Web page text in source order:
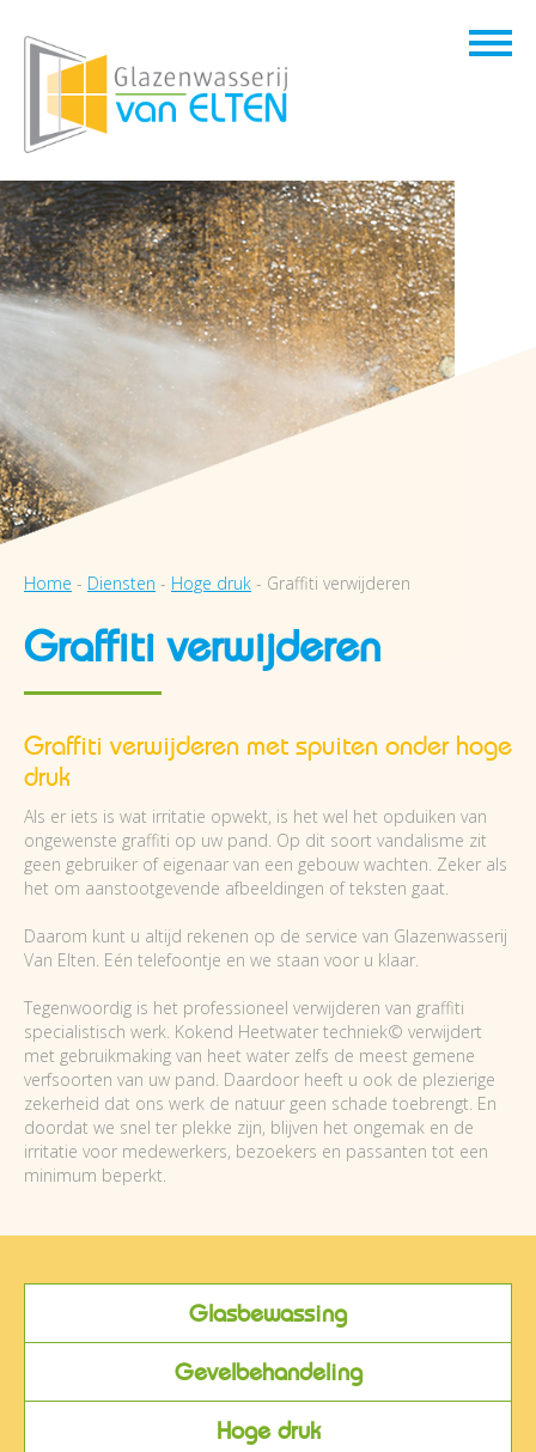
Home - Diensten - Hoge druk - Graffiti verwijderen
Graffiti verwijderen
Graffiti verwijderen met spuiten onder hoge
druk
Als er iets is wat irritatie opwekt, is het wel het opduiken van
ongewenste graffiti op uw pand. Op dit soort vandalisme zit
geen gebruiker of eigenaar van een gebouw wachten. Zeker als
het om aanstootgevende afbeeldingen of teksten gaat.
Daarom kunt u altijd rekenen op de service van Glazenwasserij
Van Elten. Eén telefoontje en we staan voor u klaar.
Tegenwoordig is het professioneel verwijderen van graffiti
specialistisch werk. Kokend Heetwater techniek© verwijdert
met gebruikmaking van heet water zelfs de meest gemene
verfsoorten van uw pand. Daardoor heeft u ook de plezierige
zekerheid dat ons werk de natuur geen schade toebrengt. En
doordat we snel ter plekke zijn, blijven het ongemak en de
irritatie voor medewerkers, bezoekers en passanten tot een
minimum beperkt.
Glasbewassing
Gevelbehandeling
Hoge druk